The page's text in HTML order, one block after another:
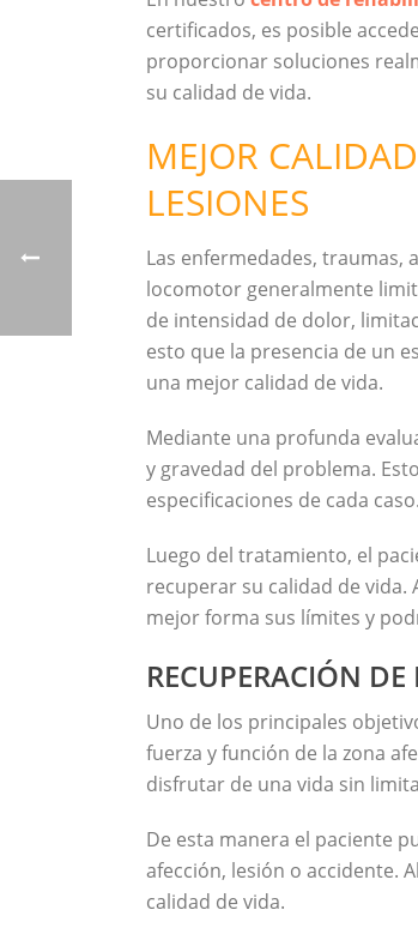
certificados, es posible
proporcionar soluciones
su calidad de vida.
MEJOR
LESIONES
Las enfermedades, traumas,
locomotor generalmente
de intensidad de dolor,
esto que la presencia de un
una mejor calidad de vida.
Mediante una profunda
y gravedad del problema.
especificaciones de cada
Luego del tratamiento, el
recuperar su calidad de vida.
mejor forma sus límites y
RECUPERACIÓN
Uno de los principales
fuerza y función de la zona
disfrutar de una vida sin
De esta manera el paciente
afección, lesión o accidente.
calidad de vida.